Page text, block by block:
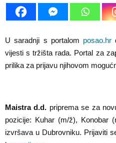
N
U
U saradnji s portalom posao.hr
vijesti s tržišta rada. Portal za
prilika za prijavu njihovom
Maistra d.d. priprema se za
pozicije: Kuhar (m/ž), Konobar
izvršava u Dubrovniku. Prijaviti